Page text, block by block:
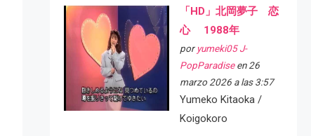
「HD」北岡夢子 恋
心 1988年
por yumeki05 J-
PopParadiseen 26
marzo 2026 a las 3:57
Yumeko Kitaoka /
Koigokoro